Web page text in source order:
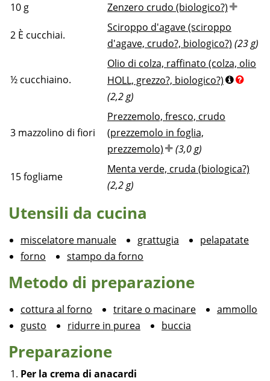
10 g Zenzero crudo (biologico?)
2 È cucchiai.
Sciroppo d'agave (sciroppo
d'agave, crudo?, biologico?) (23 g)
½ cucchiaino.
Olio di colza, raffinato (colza, olio
HOLL, grezzo?, biologico?)
(2,2 g)
3 mazzolino di fiori
Prezzemolo, fresco, crudo
(prezzemolo in foglia,
prezzemolo)
(3,0 g)
15fogliame
Menta verde, cruda (biologica?)
(2,2 g)
Utensili da cucina
miscelatore manuale grattugia
pelapatate
forno
stampo da forno
Metodo di preparazione
cottura al forno tritare o macinare
ammollo
gusto
ridurre in purea buccia
Preparazione
Per la crema di anacardi